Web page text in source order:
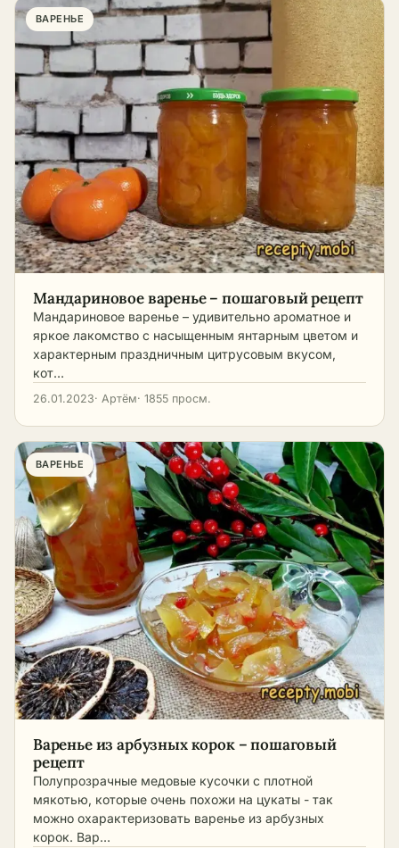
ВАРЕНЬЕ
Мандариновое варенье – пошаговый рецепт
Мандариновое варенье – удивительно ароматное и
яркое лакомство с насыщенным янтарным цветом и
характерным праздничным цитрусовым вкусом,
кот…
26.01.2023· Артём· 1855 просм.
ВАРЕНЬЕ
Варенье из арбузных корок – пошаговый
рецепт
Полупрозрачные медовые кусочки с плотной
мякотью, которые очень похожи на цукаты - так
можно охарактеризовать варенье из арбузных
корок. Вар…